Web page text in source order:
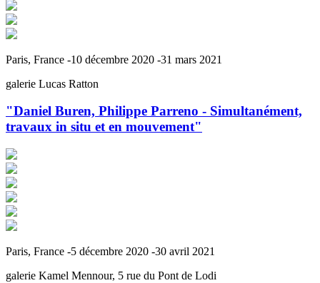
Paris, France -10 décembre 2020 -31 mars 2021
galerie Lucas Ratton
"Daniel Buren, Philippe Parreno - Simultanément,
travaux in situ et en mouvement"
Paris, France -5 décembre 2020 -30 avril 2021
galerie Kamel Mennour, 5 rue du Pont de Lodi